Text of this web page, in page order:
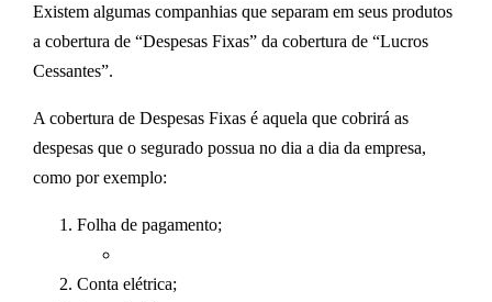
Existem algumas companhias que separam em seus produtos
a cobertura de “Despesas Fixas” da cobertura de “Lucros
Cessantes”.
A cobertura de Despesas Fixas é aquela que cobrirá as
despesas que o segurado possua no dia a dia da empresa,
como por exemplo:
Folha de pagamento;
Conta elétrica;